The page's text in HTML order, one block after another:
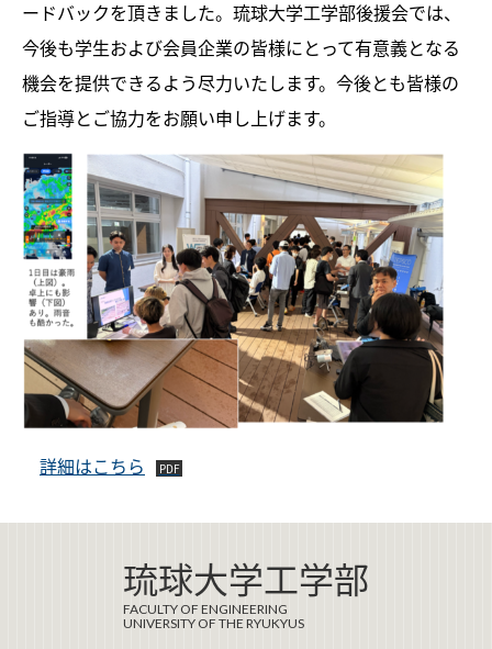
ードバックを頂きました。琉球大学工学部後援会では、
今後も学生および会員企業の皆様にとって有意義となる
機会を提供できるよう尽力いたします。今後とも皆様の
ご指導とご協力をお願い申し上げます。
詳細はこちら
琉球大学工学部
FACULTY OF ENGINEERING
UNIVERSITY OF THE RYUKYUS